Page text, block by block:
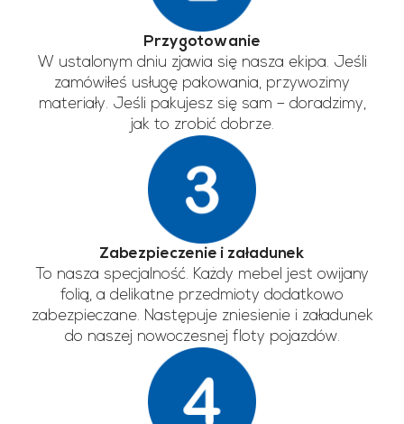
Przygotowanie
W ustalonym dniu zjawia się nasza ekipa. Jeśli
zamówiłeś usługę pakowania, przywozimy
materiały. Jeśli pakujesz się sam – doradzimy,
jak to zrobić dobrze.
Zabezpieczenie i załadunek
To nasza specjalność. Każdy mebel jest owijany
folią, a delikatne przedmioty dodatkowo
zabezpieczane. Następuje zniesienie i załadunek
do naszej nowoczesnej floty pojazdów.